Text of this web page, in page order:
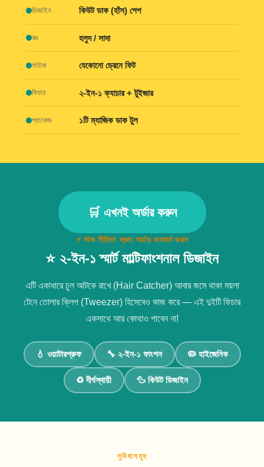
ডিজাইন কিউট ডাক (হাঁস) শেপ
রঙ হলুদ / সাদা
সাইজ যেকোনো ড্রেনে ফিট
ফিচার ২-ইন-১ ক্যাচার + টুইজার
প্যাকেজ ১টি ম্যাজিক ডাক টুল
🛒 এখনই অর্ডার করুন
⚡ স্টক সীমিত! দ্রুত অর্ডার কনফার্ম করুন
⭐ ২-ইন-১ স্মার্ট মাল্টিফাংশনাল ডিজাইন
এটি একাধারে চুল আটকে রাখে (Hair Catcher) আবার জমে থাকা ময়লা
টেনে তোলার ক্লিপ (Tweezer) হিসেবেও কাজ করে — এই দুইটি ফিচার
একসাথে আর কোথাও পাবেন না!
💧 ওয়াটারপ্রুফ 🔧 ২-ইন-১ ফাংশন 🦠 হাইজেনিক
♻️ দীর্ঘস্থায়ী 🦆 কিউট ডিজাইন
সুবিধাসমূহ